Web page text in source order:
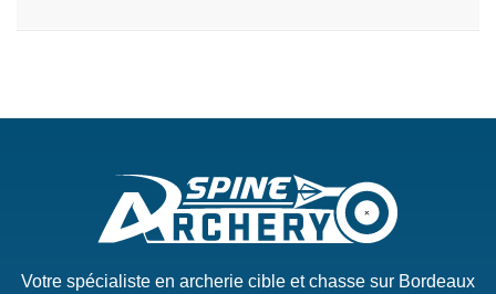
Votre spécialiste en archerie cible et chasse sur Bordeaux